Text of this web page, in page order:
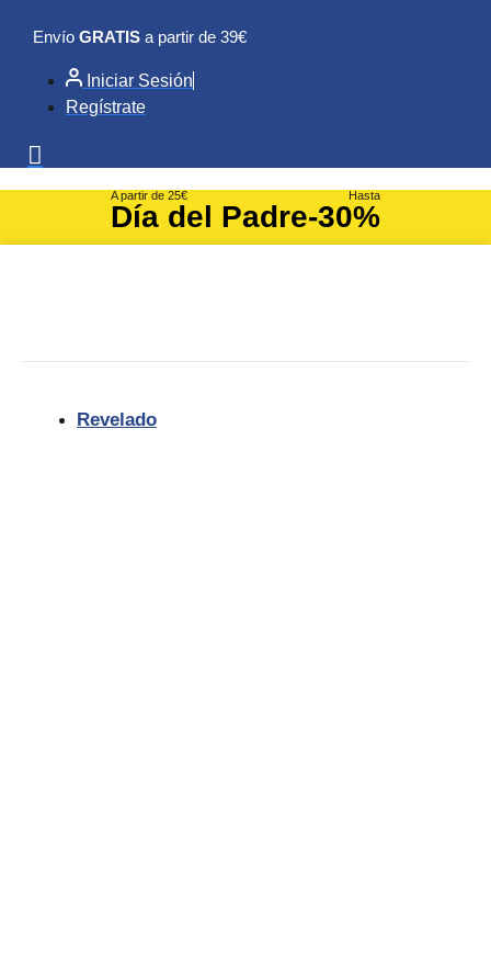
contenido
Envío GRATIS a partir de 39€
Iniciar Sesión
Regístrate
A partir de 25€
Día del Padre
Hasta
-30%
Revelado